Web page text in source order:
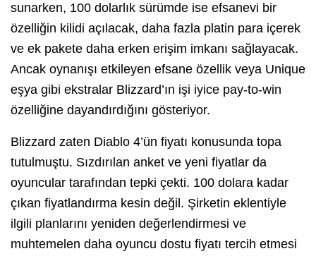
sunarken, 100 dolarlık sürümde ise efsanevi bir
özelliğin kilidi açılacak, daha fazla platin para içerek
ve ek pakete daha erken erişim imkanı sağlayacak.
Ancak oynanışı etkileyen efsane özellik veya Unique
eşya gibi ekstralar Blizzard’ın işi iyice pay-to-win
özelliğine dayandırdığını gösteriyor.
Blizzard zaten Diablo 4’ün fiyatı konusunda topa
tutulmuştu. Sızdırılan anket ve yeni fiyatlar da
oyuncular tarafından tepki çekti. 100 dolara kadar
çıkan fiyatlandırma kesin değil. Şirketin eklentiyle
ilgili planlarını yeniden değerlendirmesi ve
muhtemelen daha oyuncu dostu fiyatı tercih etmesi